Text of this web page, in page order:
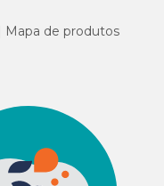
Mapa de produtos